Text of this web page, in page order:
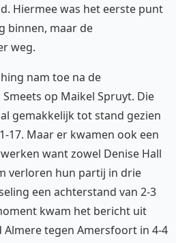
Hiermee was het eerste punt
binnen, maar de
weg.
nam toe na de
op Maikel Spruyt. Die
gemakkelijk tot stand gezien
17. Maar er kwamen ook een
want zowel Denise Hall
verloren hun partij in drie
een achterstand van 2-3
kwam het bericht uit
tegen Amersfoort in 4-4